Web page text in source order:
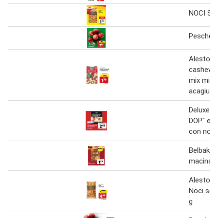
NOCI
Pesche
Alesto
mix mix
acagiu
Deluxe
DOP" e
con noci
Belbake
Alesto
Noci
g